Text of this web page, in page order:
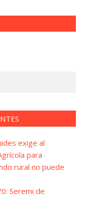
exige al
para
rural no puede
Seremi de